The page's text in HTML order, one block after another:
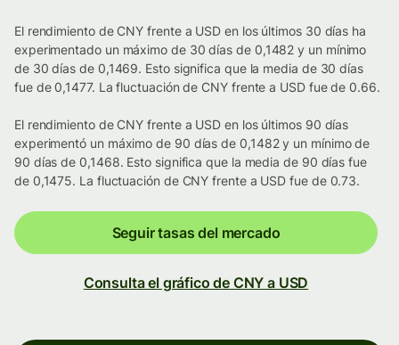
El rendimiento de CNY frente a USD en los últimos 30 días ha
experimentado un máximo de 30 días de 0,1482 y un mínimo
de 30 días de 0,1469. Esto significa que la media de 30 días
fue de 0,1477. La fluctuación de CNY frente a USD fue de 0.66.
El rendimiento de CNY frente a USD en los últimos 90 días
experimentó un máximo de 90 días de 0,1482 y un mínimo de
90 días de 0,1468. Esto significa que la media de 90 días fue
de 0,1475. La fluctuación de CNY frente a USD fue de 0.73.
Seguir tasas del mercado
Consulta el gráfico de CNY a USD